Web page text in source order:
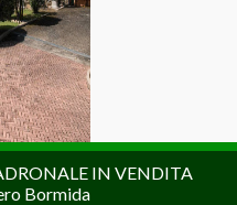
IN VENDITA
Bormida